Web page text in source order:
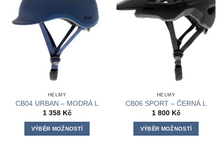
HELMY
CB04 URBAN – MODRÁ L
1 358 Kč
VÝBĚR MOŽNOSTÍ
HELMY
CB06 SPORT – ČERNÁ L
1 800 Kč
VÝBĚR MOŽNOSTÍ